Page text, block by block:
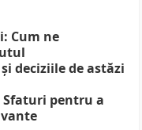
Cum ne
deciziile de astăzi
Sfaturi pentru a